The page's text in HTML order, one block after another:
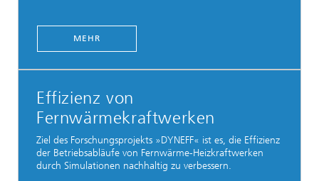
MEHR
Effizienz von
Fernwärmekraftwerken
Ziel des Forschungsprojekts »DYNEFF« ist es, die Effizienz
der Betriebsabläufe von Fernwärme-Heizkraftwerken
durch Simulationen nachhaltig zu verbessern.